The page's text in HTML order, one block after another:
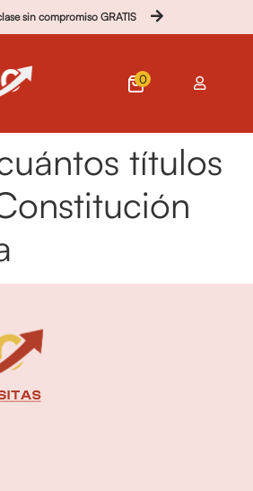
sin compromiso GRATIS
0
títulos